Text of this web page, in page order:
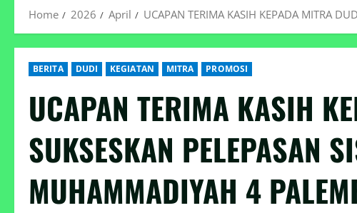
Home 2026 April UCAPAN TERIMA KASIH KEPADA MITRA
BERITA DUDI KEGIATAN MITRA PROMOSI
UCAPAN TERIMA KASIH
SUKSESKAN PELEPASAN
MUHAMMADIYAH 4